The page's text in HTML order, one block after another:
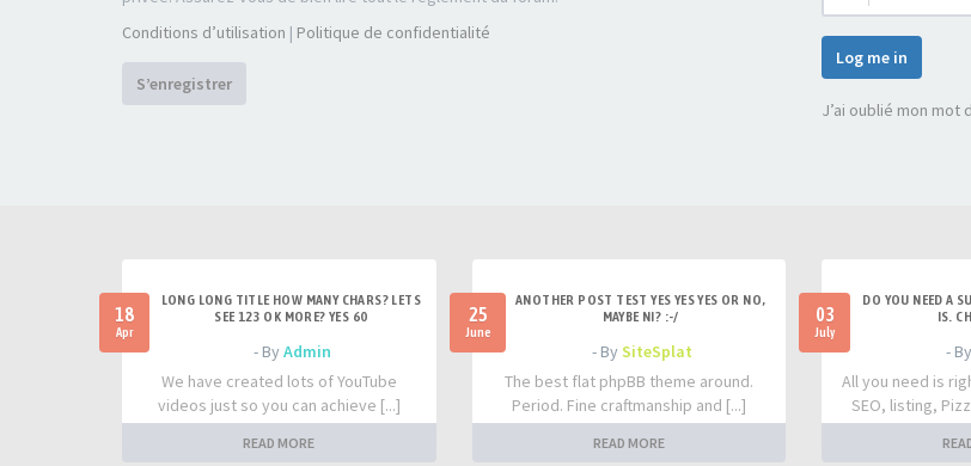
Conditions d’utilisation | Politique de confidentialité
S’enregistrer
de
passe :
Log me in
J’ai oublié mon mot
18
Apr
LONG LONG TITLE HOW MANY CHARS? LETS
SEE 123 OK MORE? YES 60
- ByAdmin
We have created lots of YouTube
videos just so you can achieve [...]
READ MORE
25
June
ANOTHER POST TEST YES YES YES OR NO,
MAYBE NI? :-/
- BySiteSplat
The best flat phpBB theme around.
Period. Fine craftmanship and [...]
READ MORE
03
July
DO YOU NEED A
IS.
- By
All you need is
SEO, listing,